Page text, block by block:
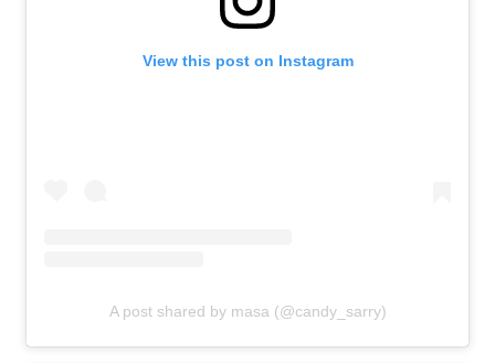
View this post on Instagram
A post shared by masa (@candy_sarry)